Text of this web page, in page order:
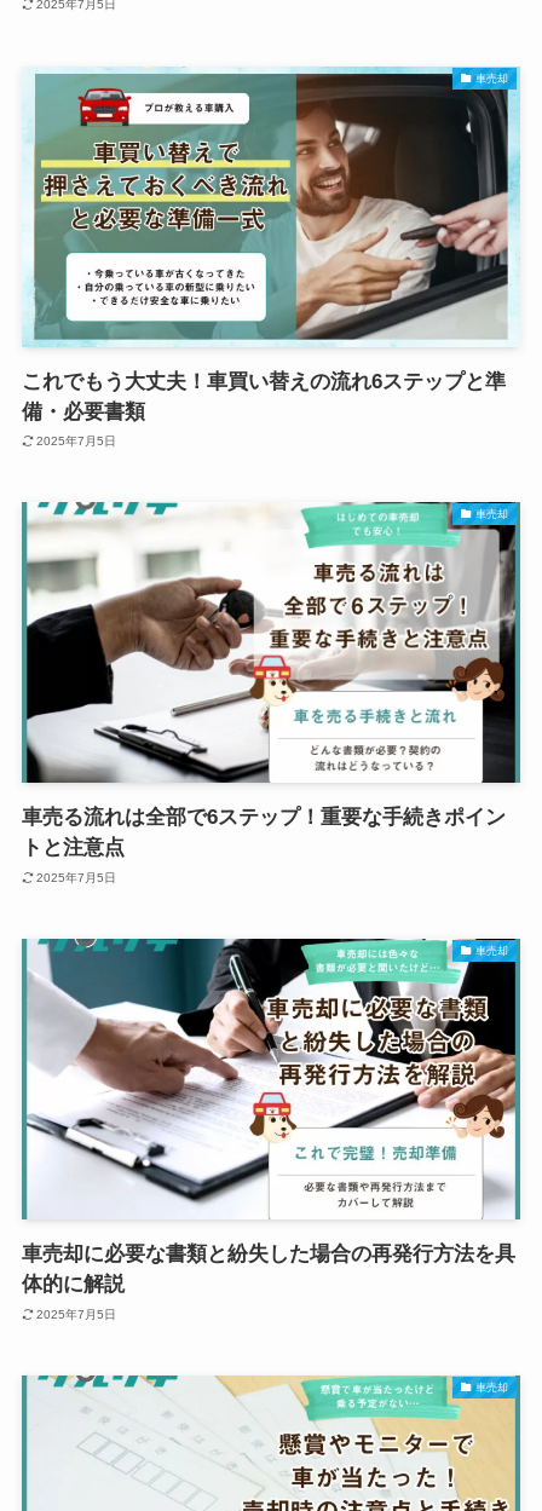
2025年7月5日
車売却
これでもう大丈夫！車買い替えの流れ6ステップと準
備・必要書類
2025年7月5日
車売却
車売る流れは全部で6ステップ！重要な手続きポイン
トと注意点
2025年7月5日
車売却
車売却に必要な書類と紛失した場合の再発行方法を具
体的に解説
2025年7月5日
車売却